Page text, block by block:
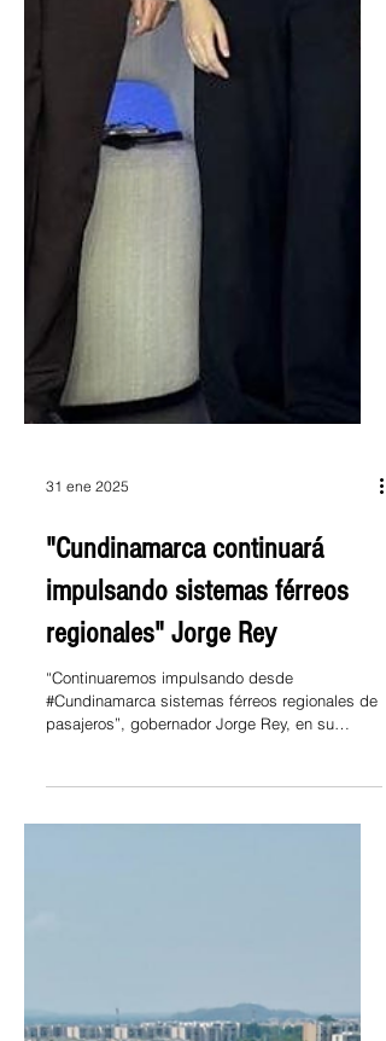
31 ene 2025
"Cundinamarca continuará
impulsando sistemas férreos
regionales" Jorge Rey
“Continuaremos impulsando desde